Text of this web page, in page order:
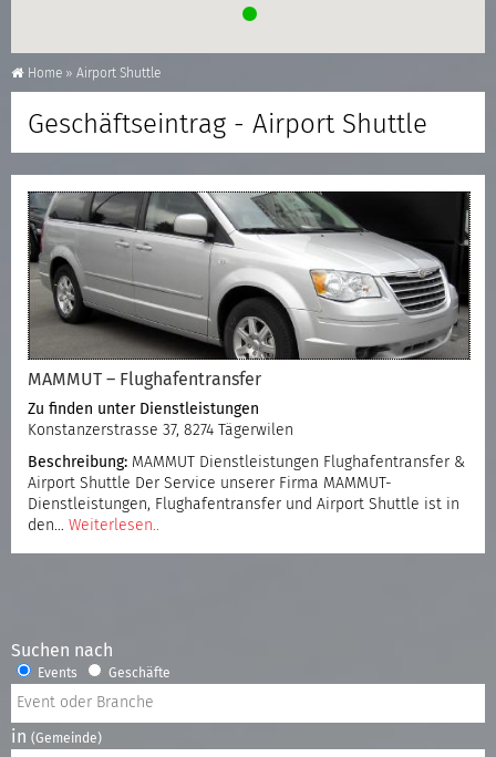
Home » Airport Shuttle
Geschäftseintrag - Airport Shuttle
MAMMUT – Flughafentransfer
Zu finden unter Dienstleistungen
Konstanzerstrasse 37, 8274 Tägerwilen
Beschreibung: MAMMUT Dienstleistungen Flughafentransfer &
Airport Shuttle Der Service unserer Firma MAMMUT-
Dienstleistungen, Flughafentransfer und Airport Shuttle ist in
den… Weiterlesen..
Suchen nach
Events Geschäfte
in (Gemeinde)